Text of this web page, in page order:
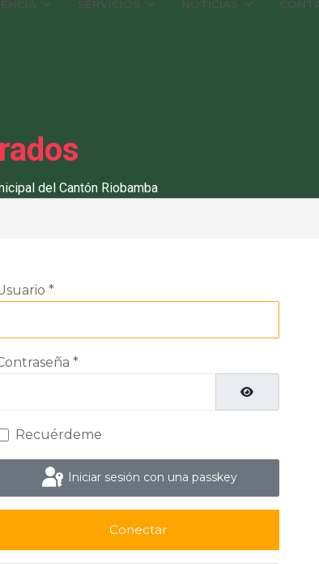
SERVICIOS NOTICIAS
del Cantón Riobamba
*
*
Mostrar
Recuérdeme
Iniciar sesión con una passkey
Conectar